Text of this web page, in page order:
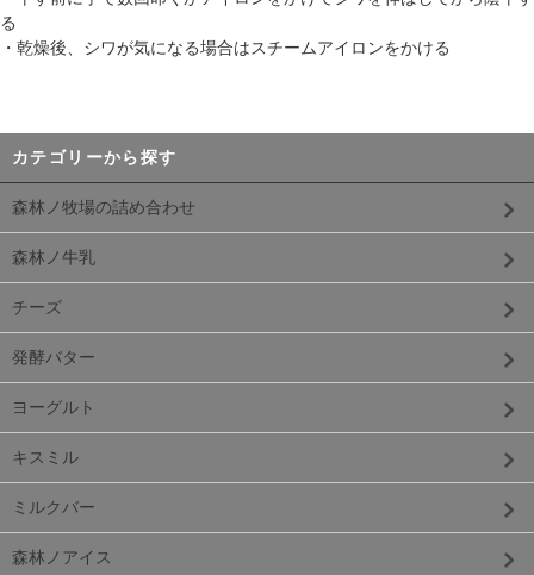
る
・乾燥後、シワが気になる場合はスチームアイロンをかける
カテゴリーから探す
森林ノ牧場の詰め合わせ
森林ノ牛乳
チーズ
発酵バター
ヨーグルト
キスミル
ミルクバー
森林ノアイス